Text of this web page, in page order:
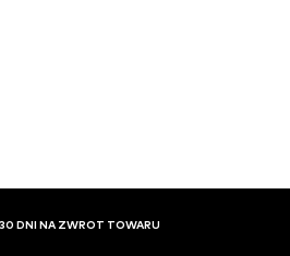
PŁATNOŚĆ ZA POBRANIEM